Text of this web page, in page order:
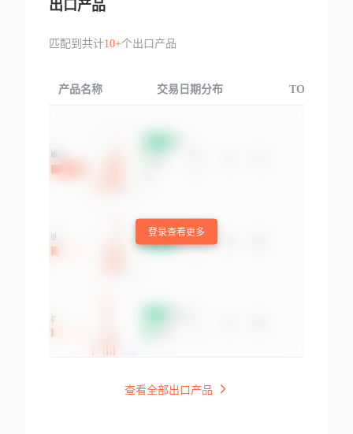
出口产品
匹配到共计10+个出口产品
产品名称 交易日期分布 TOP3交易国
登录查看更多
查看全部出口产品